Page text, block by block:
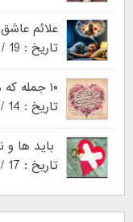
علائم
تاریخ : 19 / اسفند / 1402
۱۰ جمله که مردان را دلتنگ می کند
تاریخ : 14 / آبان / 1402
باید ها و
تاریخ : 17 / فروردین / 1395